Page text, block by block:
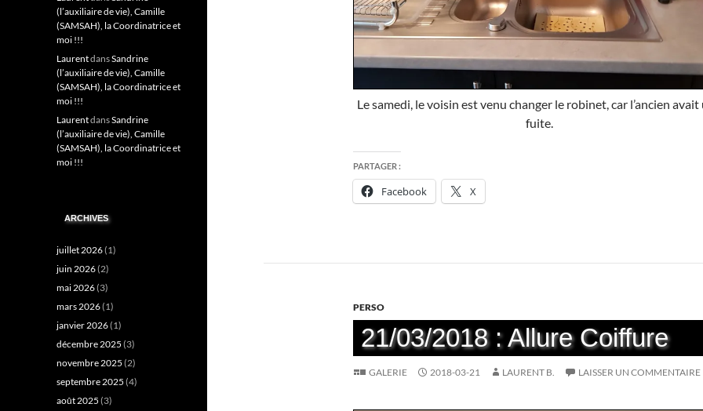
Le samedi, le voisin est venu changer le robinet, car l’ancien avait
fuite.
PARTAGER :
Facebook X
PERSO
21/03/2018 : Allure Coiffure
GALERIE 2018-03-21 LAURENT B. LAISSER UN COMMENTAIRE
(l’auxiliaire de vie), Camille
(SAMSAH), la Coordinatrice et
moi !!!
LaurentdansSandrine
(l’auxiliaire de vie), Camille
(SAMSAH), la Coordinatrice et
moi !!!
LaurentdansSandrine
(l’auxiliaire de vie), Camille
(SAMSAH), la Coordinatrice et
moi !!!
ARCHIVES
juillet 2026(1)
juin 2026(2)
mai 2026(3)
mars 2026(1)
janvier 2026(1)
décembre 2025 (3)
novembre 2025 (2)
septembre 2025 (4)
août 2025 (3)